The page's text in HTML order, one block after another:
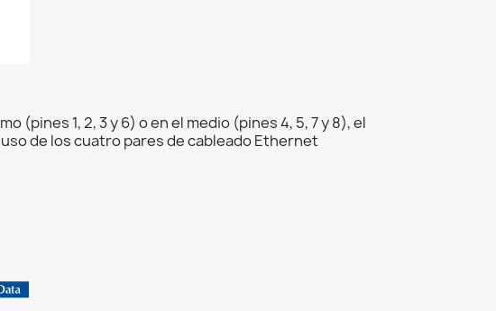
(pines 1, 2, 3 y 6) o en el medio (pines 4, 5, 7 y 8), el
de los cuatro pares de cableado Ethernet